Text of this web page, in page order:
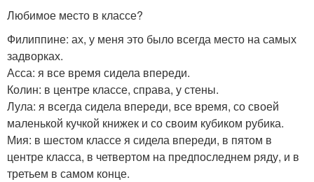
Любимое место в классе?
Филиппине: ах, у меня это было всегда место на самых
задворках.
Асса: я все время сидела впереди.
Колин: в центре классе, справа, у стены.
Лула: я всегда сидела впереди, все время, со своей
маленькой кучкой книжек и со своим кубиком рубика.
Мия: в шестом классе я сидела впереди, в пятом в
центре класса, в четвертом на предпоследнем ряду, и в
третьем в самом конце.